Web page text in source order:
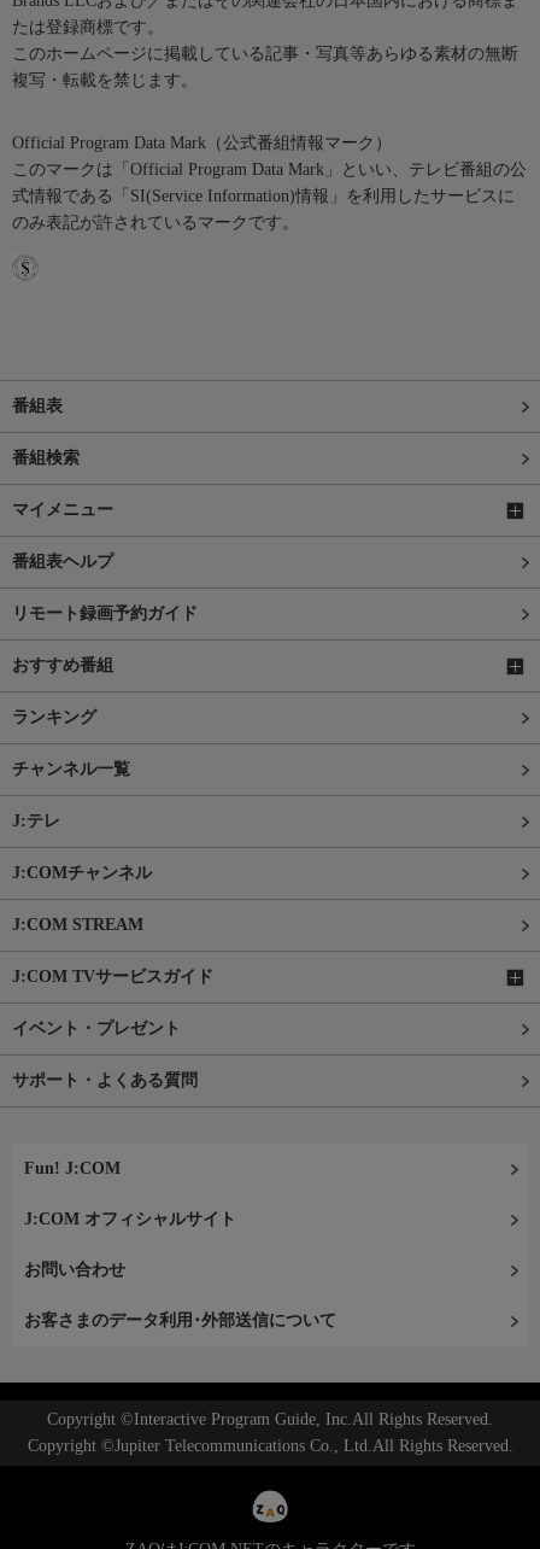
たは登録商標です。
このホームページに掲載している記事・写真等あらゆる素材の無断
複写・転載を禁じます。
Official Program Data Mark（公式番組情報マーク）
このマークは「Official Program Data Mark」といい、テレビ番組の公
式情報である「SI(Service Information)情報」を利用したサービスに
のみ表記が許されているマークです。
番組表
番組検索
マイメニュー
番組表ヘルプ
リモート録画予約ガイド
おすすめ番組
ランキング
チャンネル一覧
J:テレ
J:COMチャンネル
J:COM STREAM
J:COM TVサービスガイド
イベント・プレゼント
サポート・よくある質問
Fun! J:COM
J:COM オフィシャルサイト
お問い合わせ
お客さまのデータ利用･外部送信について
Copyright ©Interactive Program Guide, Inc.All Rights Reserved.
Copyright ©Jupiter Telecommunications Co., Ltd.All Rights Reserved.